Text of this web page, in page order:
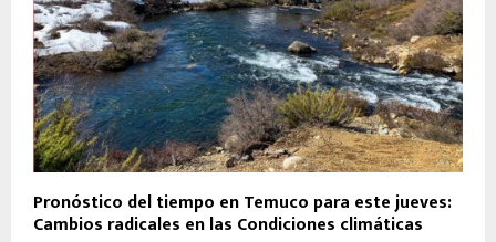
Pronóstico del tiempo en Temuco para este jueves:
Cambios radicales en las Condiciones climáticas